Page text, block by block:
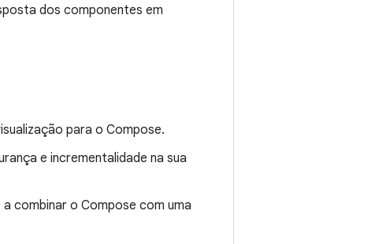
dos componentes em
para o Compose.
e incrementalidade na sua
combinar o Compose com uma